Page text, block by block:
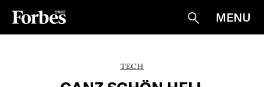
Suche
MENU
TECH